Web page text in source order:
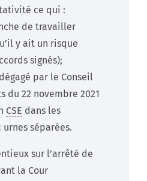
ce qui :
de travailler
y ait un risque
signés);
par le Conseil
du 22 novembre 2021
CSE dans les
séparées.
sur l’arrêté de
la Cour